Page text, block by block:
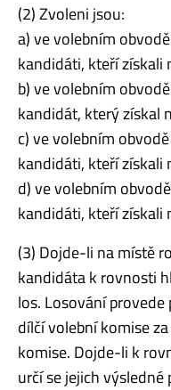
(2) Zvoleni jsou:
a) ve volebním
kandidáti, kteří získali
b) ve volebním
kandidát, který získal
c) ve volebním
kandidáti, kteří získali
d) ve volebním
kandidáti, kteří získali
(3) Dojde-li na místě
kandidáta k rovnosti
los. Losování
dílčí volební komise
komise. Dojde-li k
určí se jejich